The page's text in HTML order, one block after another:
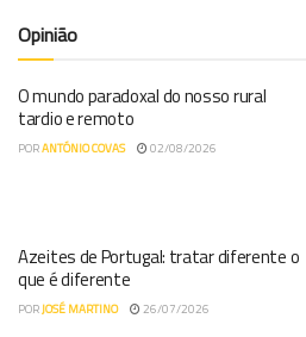
Opinião
O mundo paradoxal do nosso rural
tardio e remoto
PORANTÓNIO COVAS 02/08/2026
Azeites de Portugal: tratar diferente o
que é diferente
PORJOSÉ MARTINO 26/07/2026